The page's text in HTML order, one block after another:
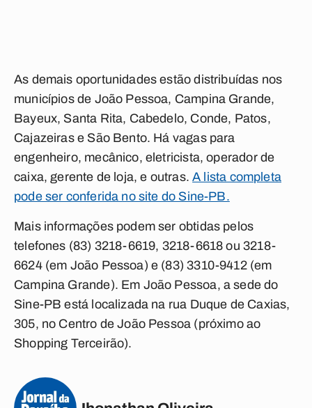
As demais oportunidades estão distribuídas nos
municípios de João Pessoa, Campina Grande,
Bayeux, Santa Rita, Cabedelo, Conde, Patos,
Cajazeiras e São Bento. Há vagas para
engenheiro, mecânico, eletricista, operador de
caixa, gerente de loja, e outras.A lista completa
pode ser conferida no site do Sine-PB.
Mais informações podem ser obtidas pelos
telefones (83) 3218-6619, 3218-6618 ou 3218-
6624 (em João Pessoa) e (83) 3310-9412 (em
Campina Grande). Em João Pessoa, a sede do
Sine-PB está localizada na rua Duque de Caxias,
305, no Centro de João Pessoa (próximo ao
Shopping Terceirão).